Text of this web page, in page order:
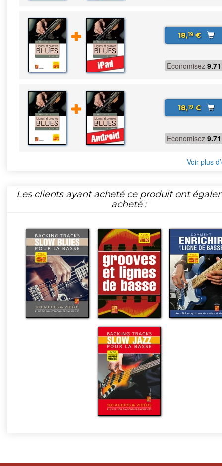
18,19€
Economisez 9.71
18,19€
Economisez 9.71
Voir plus
Les clients ayant acheté ce produit ont
acheté :